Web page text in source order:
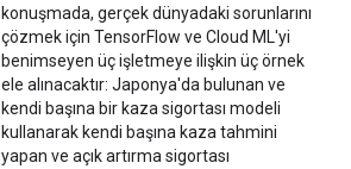
konuşmada, gerçek dünyadaki sorunlarını
çözmek için TensorFlow ve Cloud ML'yi
benimseyen üç işletmeye ilişkin üç örnek
ele alınacaktır: Japonya'da bulunan ve
kendi başına bir kaza sigortası modeli
kullanarak kendi başına kaza tahmini
yapan ve açık artırma sigortası